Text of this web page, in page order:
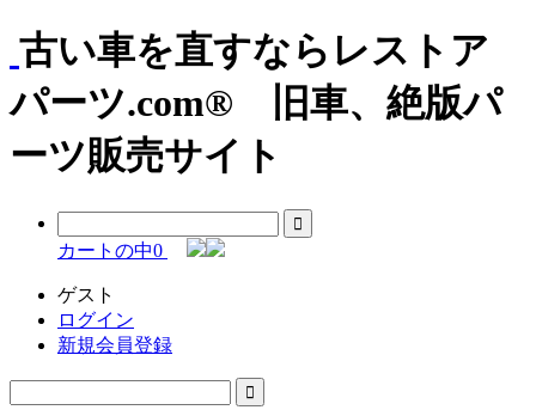
古い車を直すならレストア
パーツ.com® 旧車、絶版パ
ーツ販売サイト
カートの中0
ゲスト
ログイン
新規会員登録